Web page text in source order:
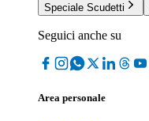
Speciale Scudetti
Seguici anche su
Area personale